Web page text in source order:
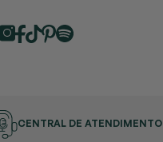
CENTRAL DE ATENDIMENTO